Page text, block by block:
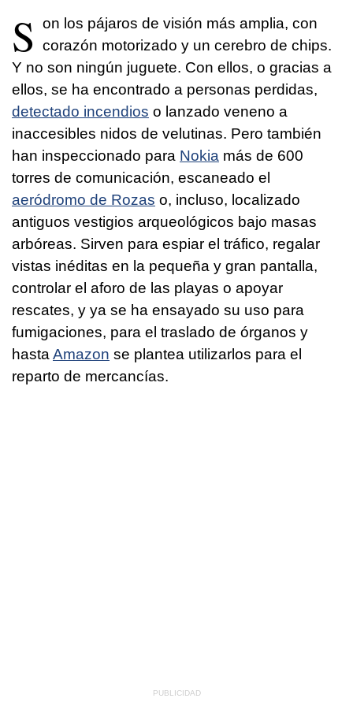
S
on los pájaros de visión más amplia, con
corazón motorizado y un cerebro de chips.
Y no son ningún juguete. Con ellos, o gracias a
ellos, se ha encontrado a personas perdidas,
detectado incendios o lanzado veneno a
inaccesibles nidos de velutinas. Pero también
han inspeccionado para Nokia más de 600
torres de comunicación, escaneado el
aeródromo de Rozas o, incluso, localizado
antiguos vestigios arqueológicos bajo masas
arbóreas. Sirven para espiar el tráfico, regalar
vistas inéditas en la pequeña y gran pantalla,
controlar el aforo de las playas o apoyar
rescates, y ya se ha ensayado su uso para
fumigaciones, para el traslado de órganos y
hasta Amazon se plantea utilizarlos para el
reparto de mercancías.